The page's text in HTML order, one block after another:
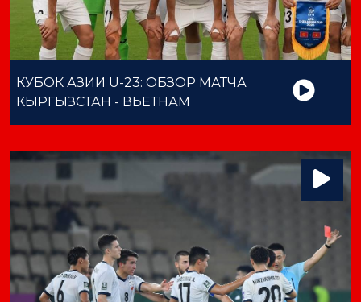
КУБОК АЗИИ U-23: ОБЗОР МАТЧА
КЫРГЫЗСТАН - ВЬЕТНАМ